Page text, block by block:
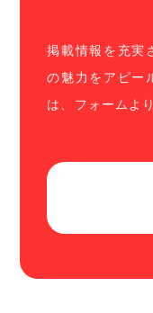
掲載情報を充実
の魅力をアピー
は、フォームよ